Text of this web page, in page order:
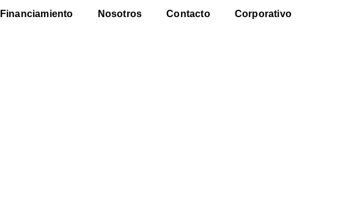
Financiamiento Nosotros Contacto Corporativo